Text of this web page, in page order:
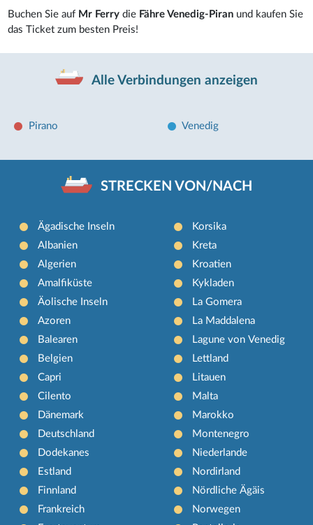
Buchen Sie auf Mr Ferry die Fähre Venedig-Piran und kaufen Sie
das Ticket zum besten Preis!
Alle Verbindungen anzeigen
Pirano Venedig
STRECKEN VON/NACH
Ägadische Inseln
Albanien
Algerien
Amalfiküste
Äolische Inseln
Azoren
Balearen
Belgien
Capri
Cilento
Dänemark
Deutschland
Dodekanes
Estland
Finnland
Frankreich
Korsika
Kreta
Kroatien
Kykladen
La Gomera
La Maddalena
Lagune von Venedig
Lettland
Litauen
Malta
Marokko
Montenegro
Niederlande
Nordirland
Nördliche Ägäis
Norwegen